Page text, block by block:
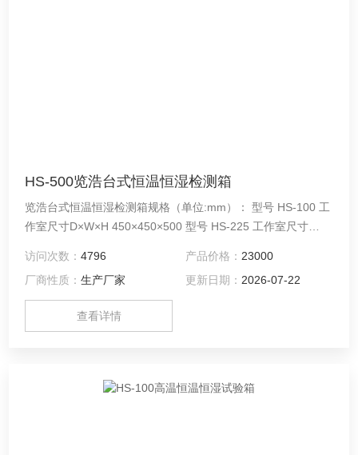
HS-500览浩台式恒温恒湿检测箱
览浩台式恒温恒湿检测箱规格（单位:mm）： 型号 HS-100 工
作室尺寸D×W×H 450×450×500 型号 HS-225 工作室尺寸
800×1000×1000 型号 HS-010 工作室尺寸D×W×H
1000×1000×1000
访问次数：4796 产品价格： 23000
厂商性质：生产厂家 更新日期： 2026-07-22
查看详情